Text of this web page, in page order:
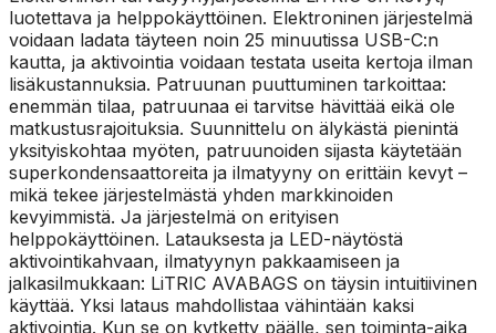
luotettava ja helppokäyttöinen. Elektroninen järjestelmä
voidaan ladata täyteen noin 25 minuutissa USB-C:n
kautta, ja aktivointia voidaan testata useita kertoja ilman
lisäkustannuksia. Patruunan puuttuminen tarkoittaa:
enemmän tilaa, patruunaa ei tarvitse hävittää eikä ole
matkustusrajoituksia. Suunnittelu on älykästä pienintä
yksityiskohtaa myöten, patruunoiden sijasta käytetään
superkondensaattoreita ja ilmatyyny on erittäin kevyt –
mikä tekee järjestelmästä yhden markkinoiden
kevyimmistä. Ja järjestelmä on erityisen
helppokäyttöinen. Latauksesta ja LED-näytöstä
aktivointikahvaan, ilmatyynyn pakkaamiseen ja
jalkasilmukkaan: LiTRIC AVABAGS on täysin intuitiivinen
käyttää. Yksi lataus mahdollistaa vähintään kaksi
aktivointia. Kun se on kytketty päälle, sen toiminta-aika